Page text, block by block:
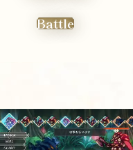
Battle